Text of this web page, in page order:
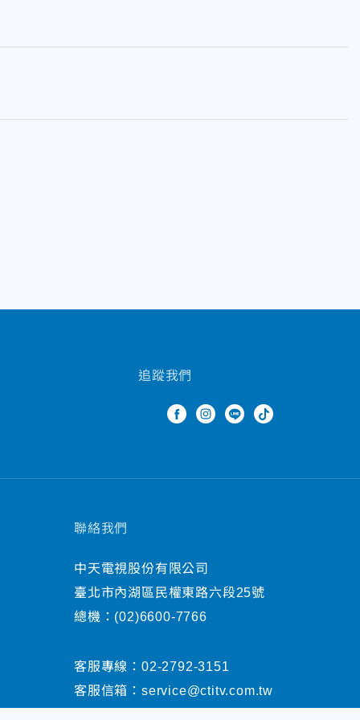
追蹤我們
聯絡我們
中天電視股份有限公司
臺北市內湖區民權東路六段25號
總機： (02)6600-7766
客服專線： 02-2792-3151
客服信箱： service@ctitv.com.tw